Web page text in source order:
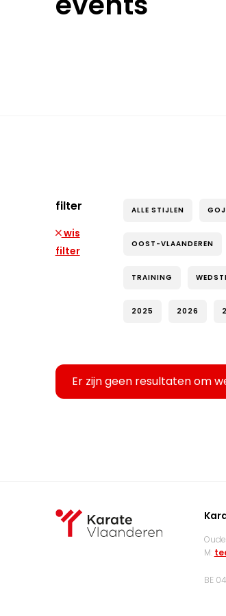
filter
wis
filter
ALLE STIJLEN
OOST-VLAANDEREN
TRAINING
2025 2026
Er zijn geen resultaten om
M:
BE